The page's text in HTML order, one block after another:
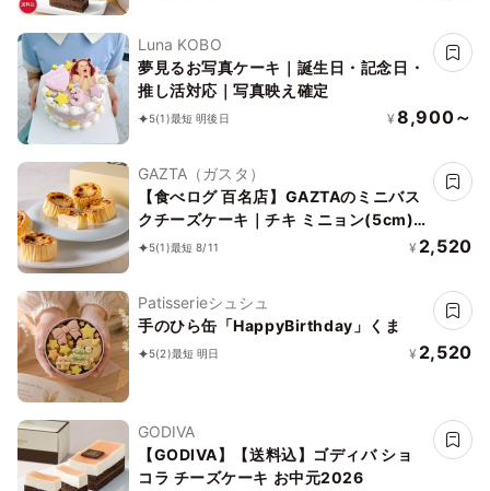
Luna KOBO
夢見るお写真ケーキ｜誕生日・記念日・
推し活対応｜写真映え確定
5(1)最短 明後日 ¥ 8,900～
GAZTA（ガスタ）
【食べログ 百名店】GAZTAのミニバス
クチーズケーキ｜チキ ミニョン(5cm)
6個入り
5(1)最短 8/11 ¥ 2,520
Patisserieシュシュ
手のひら缶「HappyBirthday」くま
5(2)最短 明日 ¥ 2,520
GODIVA
【GODIVA】【送料込】ゴディバ ショ
コラ チーズケーキ お中元2026